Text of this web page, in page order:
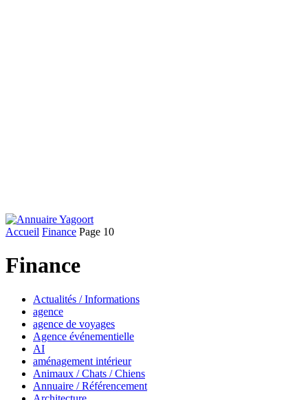
Accueil Finance Page 10
Finance
Actualités / Informations
agence
agence de voyages
Agence événementielle
AI
aménagement intérieur
Animaux / Chats / Chiens
Annuaire / Référencement